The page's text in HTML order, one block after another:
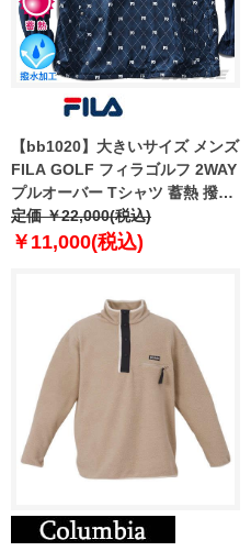
【bb1020】大きいサイズ メンズ
FILA GOLF フィラゴルフ 2WAY
プルオーバー Tシャツ 蓄熱 撥水
加工 782224k
定価 ￥22,000(税込)
￥11,000(税込)